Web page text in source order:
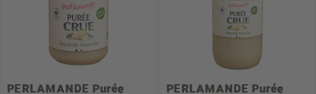
PERLAMANDE Purée
PERLAMANDE Purée